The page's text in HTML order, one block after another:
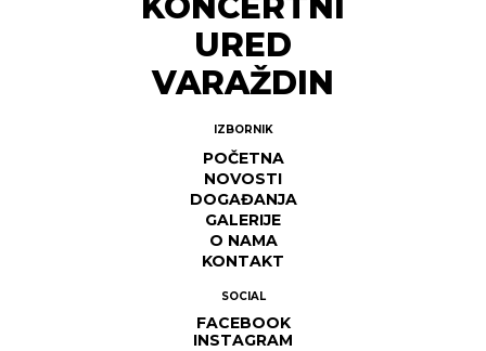
URED
VARAŽDIN
IZBORNIK
POČETNA
NOVOSTI
DOGAĐANJA
GALERIJE
O NAMA
KONTAKT
SOCIAL
FACEBOOK
INSTAGRAM